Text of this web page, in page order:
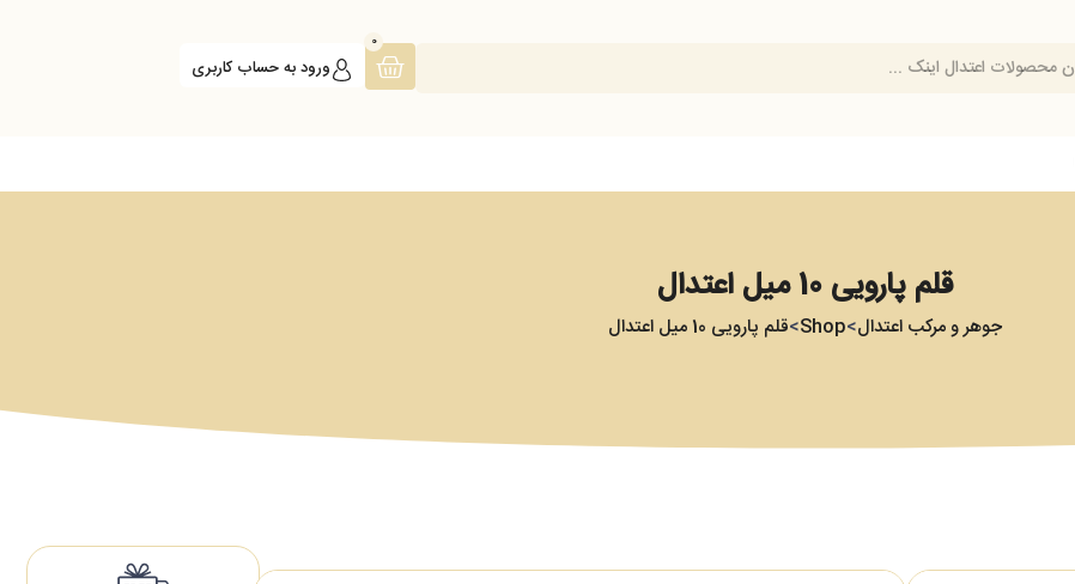
0
ورود به حساب کاربری
قلم پارویی 10 میل اعتدال
جوهر و مرکب اعتدال Shop قلم پارویی 10 میل اعتدال